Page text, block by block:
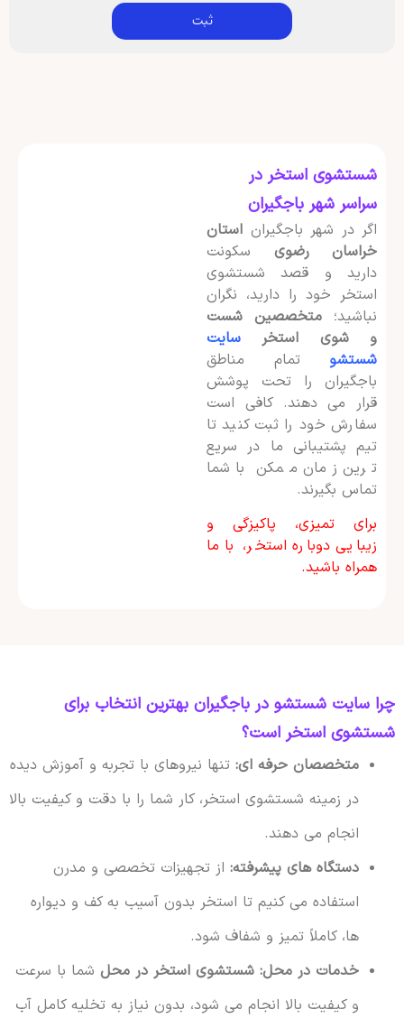
ثبت
شستشوی استخر در
سراسر شهر باجگیران
اگر در شهر باجگیران استان
خراسان رضویسکونت
دارید و قصد شستشوی
استخر خود را دارید، نگران
نباشید؛ متخصصین شست
و شوی استخر
سایت
شستشوتمام مناطق
باجگیران را تحت پوشش
قرار می دهند. کافی است
سفارش خود را ثبت کنید تا
تیم پشتیبانی ما در سریع
ترین زمان ممکن با شما
تماس بگیرند.
برای تمیزی، پاکیزگی و
زیبایی دوباره استخر، با ما
همراه باشید.
چرا سایت شستشو در باجگیران بهترین انتخاب برای
شستشوی استخر است؟
متخصصان حرفه ای:تنها نیروهای با تجربه و آموزش دیده
در زمینه شستشوی استخر، کار شما را با دقت و کیفیت بالا
انجام می دهند.
دستگاه های پیشرفته:از تجهیزات تخصصی و مدرن
استفاده می کنیم تا استخر بدون آسیب به کف و دیواره
ها، کاملاً تمیز و شفاف شود.
خدمات در محل: شستشوی استخر در محلشما با سرعت
و کیفیت بالا انجام می شود، بدون نیاز به تخلیه کامل آب